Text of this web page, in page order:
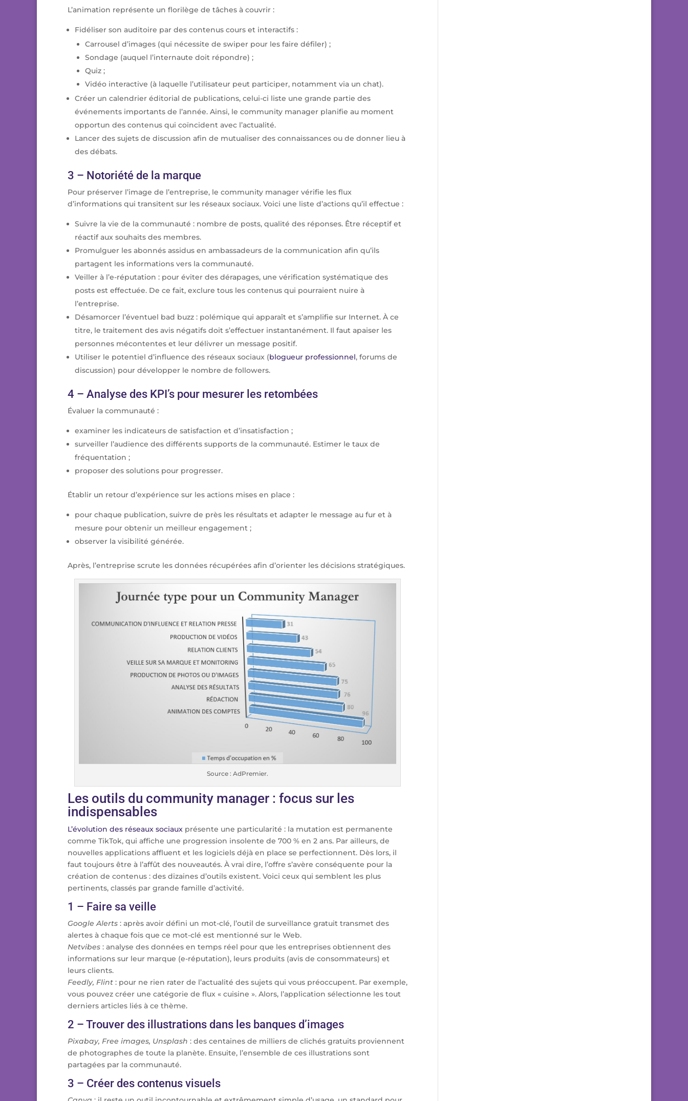
L’animation représente un florilège de tâches à couvrir :
Fidéliser son auditoire par des contenus cours et interactifs :
Carrousel d’images (qui nécessite de swiper pour les faire défiler) ;
Sondage (auquel l’internaute doit répondre) ;
Quiz ;
Vidéo interactive (à laquelle l’utilisateur peut participer, notamment via un chat).
Créer un calendrier éditorial de publications, celui-ci liste une grande partie des
événements importants de l’année. Ainsi, le community manager planifie au moment
opportun des contenus qui coïncident avec l’actualité.
Lancer des sujets de discussion afin de mutualiser des connaissances ou de donner lieu à
des débats.
3 – Notoriété de la marque
Pour préserver l’image de l’entreprise, le community manager vérifie les flux
d’informations qui transitent sur les réseaux sociaux. Voici une liste d’actions qu’il effectue :
Suivre la vie de la communauté : nombre de posts, qualité des réponses. Être réceptif et
réactif aux souhaits des membres.
Promulguer les abonnés assidus en ambassadeurs de la communication afin qu’ils
partagent les informations vers la communauté.
Veiller à l’e-réputation : pour éviter des dérapages, une vérification systématique des
posts est effectuée. De ce fait, exclure tous les contenus qui pourraient nuire à
l’entreprise.
Désamorcer l’éventuel bad buzz : polémique qui apparaît et s’amplifie sur Internet. À ce
titre, le traitement des avis négatifs doit s’effectuer instantanément. Il faut apaiser les
personnes mécontentes et leur délivrer un message positif.
Utiliser le potentiel d’influence des réseaux sociaux (blogueur professionnel, forums de
discussion) pour développer le nombre de followers.
4 – Analyse des KPI’s pour mesurer les retombées
Évaluer la communauté :
examiner les indicateurs de satisfaction et d’insatisfaction ;
surveiller l’audience des différents supports de la communauté. Estimer le taux de
fréquentation ;
proposer des solutions pour progresser.
Établir un retour d’expérience sur les actions mises en place :
pour chaque publication, suivre de près les résultats et adapter le message au fur et à
mesure pour obtenir un meilleur engagement ;
observer la visibilité générée.
Après, l’entreprise scrute les données récupérées afin d’orienter les décisions stratégiques.
Source : AdPremier.
Les outils du community manager : focus sur les
indispensables
L’évolution des réseaux sociaux présente une particularité : la mutation est permanente
comme TikTok, qui affiche une progression insolente de 700 % en 2 ans. Par ailleurs, de
nouvelles applications affluent et les logiciels déjà en place se perfectionnent. Dès lors, il
faut toujours être à l’affût des nouveautés. À vrai dire, l’offre s’avère conséquente pour la
création de contenus : des dizaines d’outils existent. Voici ceux qui semblent les plus
pertinents, classés par grande famille d’activité.
1 – Faire sa veille
Google Alerts : après avoir défini un mot-clé, l’outil de surveillance gratuit transmet des
alertes à chaque fois que ce mot-clé est mentionné sur le Web.
Netvibes : analyse des données en temps réel pour que les entreprises obtiennent des
informations sur leur marque (e-réputation), leurs produits (avis de consommateurs) et
leurs clients.
Feedly, Flint : pour ne rien rater de l’actualité des sujets qui vous préoccupent. Par exemple,
vous pouvez créer une catégorie de flux « cuisine ». Alors, l’application sélectionne les tout
derniers articles liés à ce thème.
2 – Trouver des illustrations dans les banques d’images
Pixabay, Free images, Unsplash : des centaines de milliers de clichés gratuits proviennent
de photographes de toute la planète. Ensuite, l’ensemble de ces illustrations sont
partagées par la communauté.
3 – Créer des contenus visuels